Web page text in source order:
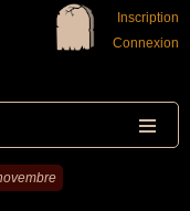
Inscription
Connexion